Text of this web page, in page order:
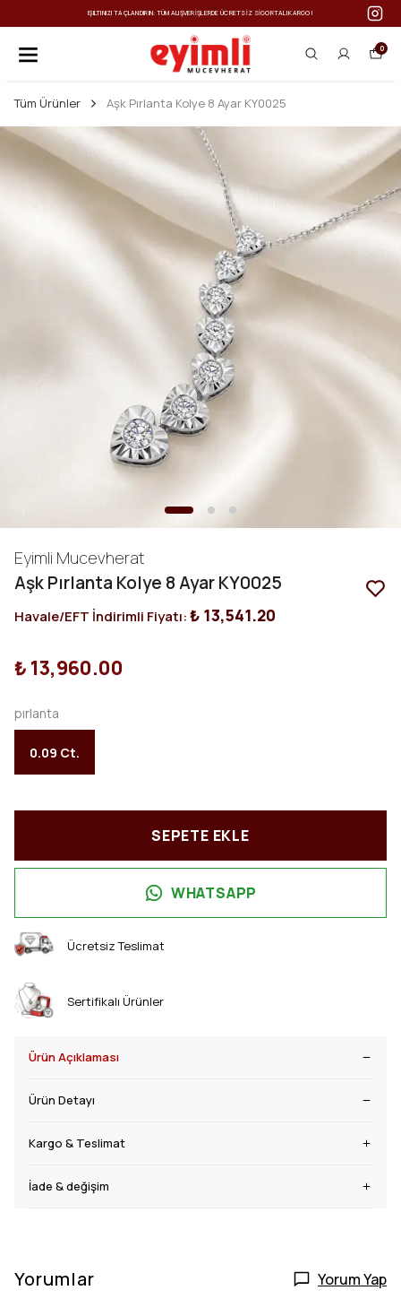
IŞILTINIZI TAÇLANDIRIN: TÜM ALIŞVERIŞLERDE ÜCRETSIZ SIGORTALI KARGO!
0
Tüm Ürünler Aşk Pırlanta Kolye 8 Ayar KY0025
Eyimli Mucevherat
Aşk Pırlanta Kolye 8 Ayar KY0025
Havale/EFT İndirimli Fiyatı:₺ 13,541.20
₺ 13,960.00
pırlanta
0.09 Ct.
SEPETE EKLE
WHATSAPP
Ücretsiz Teslimat
Sertifikalı Ürünler
Ürün Açıklaması
Ürün Detayı
Kargo & Teslimat
İade & değişim
Yorumlar Yorum Yap